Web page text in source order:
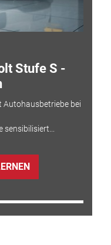
Stufe S -
Autohausbetriebe bei